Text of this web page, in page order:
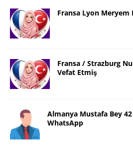
Fransa Lyon Meryem
Fransa / Strazburg
Vefat Etmiş
Almanya Mustafa Bey 42
WhatsApp